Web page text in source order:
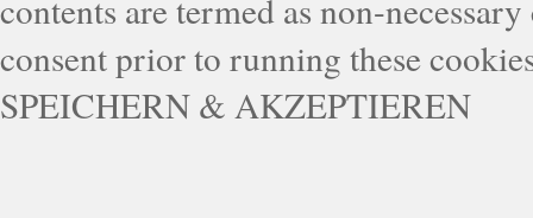
contents are termed as non-
consent prior to running these
SPEICHERN & AKZEPTIEREN